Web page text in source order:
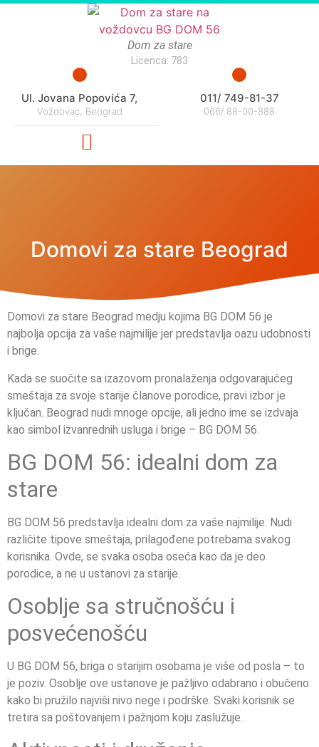
Dom za stare
Licenca: 783
Ul. Jovana Popovića 7,
Voždovac, Beograd
011/ 749-81-37
066/ 88-00-888
Domovi za stare Beograd
Domovi za stare Beograd medju kojima BG DOM 56 je
najbolja opcija za vaše najmilije jer predstavlja oazu udobnosti
i brige.
Kada se suočite sa izazovom pronalaženja odgovarajućeg
smeštaja za svoje starije članove porodice, pravi izbor je
ključan. Beograd nudi mnoge opcije, ali jedno ime se izdvaja
kao simbol izvanrednih usluga i brige – BG DOM 56.
BG DOM 56: idealni dom za
stare
BG DOM 56 predstavlja idealni dom za vaše najmilije. Nudi
različite tipove smeštaja, prilagođene potrebama svakog
korisnika. Ovde, se svaka osoba oseća kao da je deo
porodice, a ne u ustanovi za starije.
Osoblje sa stručnošću i
posvećenošću
U BG DOM 56, briga o starijim osobama je više od posla – to
je poziv. Osoblje ove ustanove je pažljivo odabrano i obučeno
kako bi pružilo najviši nivo nege i podrške. Svaki korisnik se
tretira sa poštovanjem i pažnjom koju zaslužuje.